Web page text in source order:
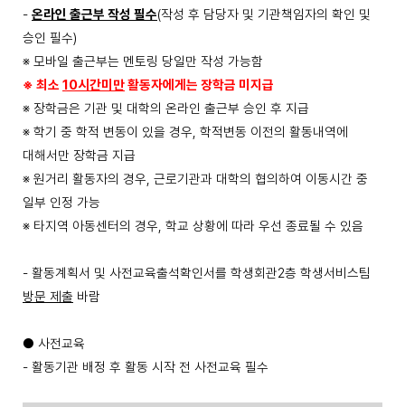
- 온라인 출근부 작성 필수(작성 후 담당자 및 기관책임자의 확인 및
승인 필수)
※ 모바일 출근부는 멘토링 당일만 작성 가능함
※ 최소 10시간미만활동자에게는 장학금 미지급
※ 장학금은 기관 및 대학의 온라인 출근부 승인 후 지급
※ 학기 중 학적 변동이 있을 경우, 학적변동 이전의 활동내역에
대해서만 장학금 지급
※ 원거리 활동자의 경우, 근로기관과 대학의 협의하여 이동시간 중
일부 인정 가능
※ 타지역 아동센터의 경우, 학교 상황에 따라 우선 종료될 수 있음
- 활동계획서 및 사전교육출석확인서를 학생회관2층 학생서비스팀
방문 제출 바람
● 사전교육
- 활동기관 배정 후 활동 시작 전 사전교육 필수